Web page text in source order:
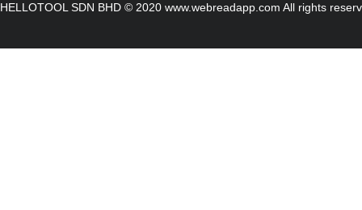
HELLOTOOL SDN BHD © 2020 www.webreadapp.com All rights